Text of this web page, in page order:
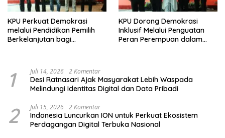
KPU Perkuat Demokrasi
melalui Pendidikan Pemilih
Berkelanjutan bagi
KPU Dorong Demokrasi
Inklusif Melalui Penguatan
Peran Perempuan dalam
1 Juli 14, 2026 2 Komentar
Desi Ratnasari Ajak Masyarakat Lebih Waspada
Melindungi Identitas Digital dan Data Pribadi
2 Juli 15, 2026 2 Komentar
Indonesia Luncurkan ION untuk Perkuat Ekosistem
Perdagangan Digital Terbuka Nasional